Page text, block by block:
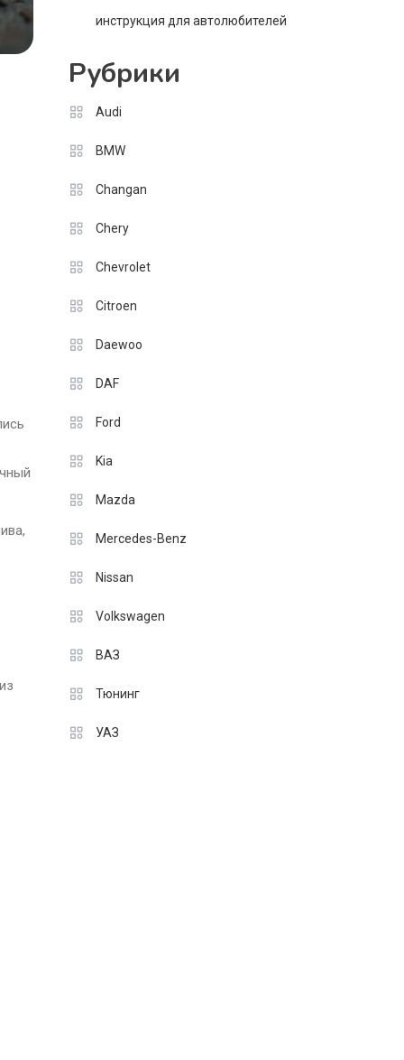
инструкция для автолюбителей
Рубрики
Audi
BMW
Changan
Chery
Chevrolet
Citroen
Daewoo
DAF
Ford
Kia
Mazda
Mercedes-Benz
Nissan
Volkswagen
ВАЗ
Тюнинг
УАЗ